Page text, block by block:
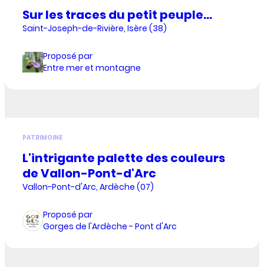
Sur les traces du petit peuple...
Saint-Joseph-de-Rivière, Isère (38)
Proposé par
Entre mer et montagne
PATRIMOINE
L'intrigante palette des couleurs
de Vallon-Pont-d'Arc
Vallon-Pont-d'Arc, Ardèche (07)
Proposé par
Gorges de l'Ardèche - Pont d'Arc